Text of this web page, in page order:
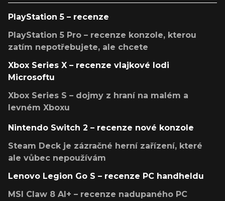
PlayStation 5 – recenze
PlayStation 5 Pro – recenze konzole, kterou
zatím nepotřebujete, ale chcete
Xbox Series X – recenze vlajkové lodi
Microsoftu
Xbox Series S – dojmy z hraní na malém a
levném Xboxu
Nintendo Switch 2 – recenze nové konzole
Steam Deck je zázračné herní zařízení, které
ale vůbec nepoužívám
Lenovo Legion Go S – recenze PC handheldu
MSI Claw 8 AI+ – recenze nadupaného PC